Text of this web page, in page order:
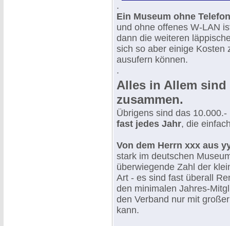
.
Ein Museum ohne
und ohne offenes W-LAN
dann die weiteren
sich so aber einige Kosten
ausufern können.
.
Alles in Allem sind
zusammen.
Übrigens sind das
fast jedes Jahr, die
Von dem Herrn xxx aus
stark im deutschen
überwiegende Zahl der
Art - es sind fast überall
den minimalen Jahres-
den Verband nur mit
kann.